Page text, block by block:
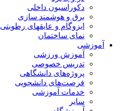
دکوراسیون داخلی
برق و هوشمند سازی
ایزوگام و عایقهای رطوبتی
نمای ساختمان
آموزشی
آموزش ورزشی
تدریس خصوصی
پروژه‌های دانشگاهی
فرصت‌های دانشجویی
خدمات آموزشی
سایر